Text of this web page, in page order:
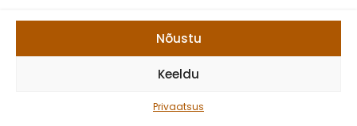
Nõustu
Keeldu
Privaatsus